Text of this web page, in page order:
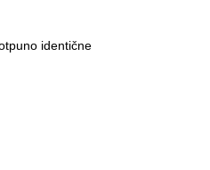
identične